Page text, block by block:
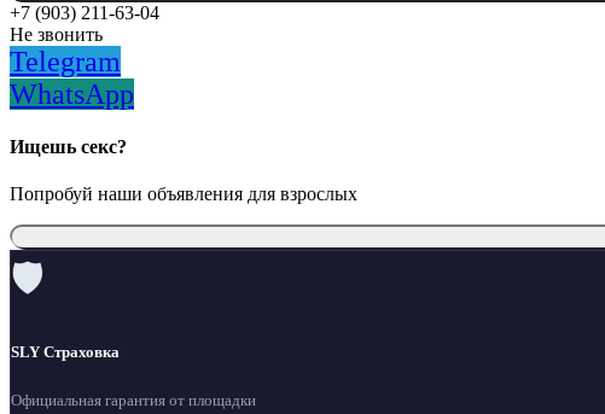
+7 (903) 211-63-04
Не звонить
Telegram
WhatsApp
Ищешь секс?
Попробуй наши объявления для взрослых
🛡
SLY Страховка
Официальная гарантия от площадки